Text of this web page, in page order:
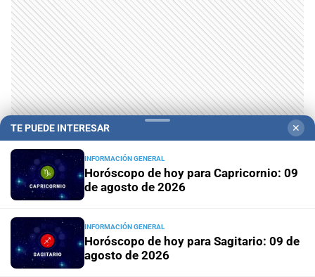
TE PUEDE INTERESAR ✕
INFORMACIÓN GENERAL
Horóscopo de hoy para Capricornio: 09
de agosto de 2026
INFORMACIÓN GENERAL
Horóscopo de hoy para Sagitario: 09 de
agosto de 2026